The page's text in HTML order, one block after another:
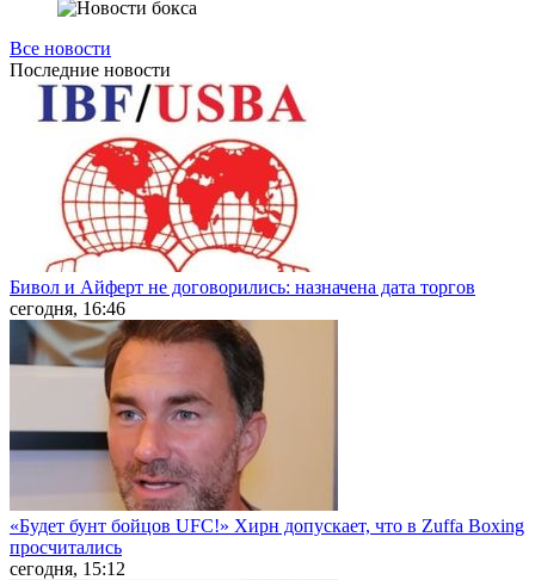
Все новости
Последние новости
Бивол и Айферт не договорились: назначена дата торгов
сегодня, 16:46
«Будет бунт бойцов UFC!» Хирн допускает, что в Zuffa Boxing
просчитались
сегодня, 15:12